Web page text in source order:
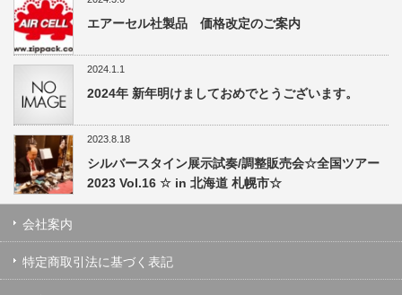
エアーセル社製品 価格改定のご案内
2024.1.1
2024年 新年明けましておめでとうございます。
2023.8.18
シルバースタイン展示試奏/調整販売会☆全国ツアー
2023 Vol.16 ☆ in 北海道 札幌市☆
会社案内
特定商取引法に基づく表記